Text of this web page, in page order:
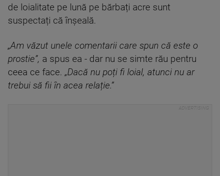
de loialitate pe lună pe bărbați acre sunt
suspectați că înșeală.
„Am văzut unele comentarii care spun că este o
prostie”, a spus ea - dar nu se simte rău pentru
ceea ce face. „Dacă nu poți fi loial, atunci nu ar
trebui să fii în acea relație.”